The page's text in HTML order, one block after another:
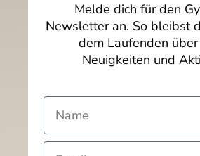
Melde dich für den
Newsletter an. So bleibst
dem Laufenden
Neuigkeiten und